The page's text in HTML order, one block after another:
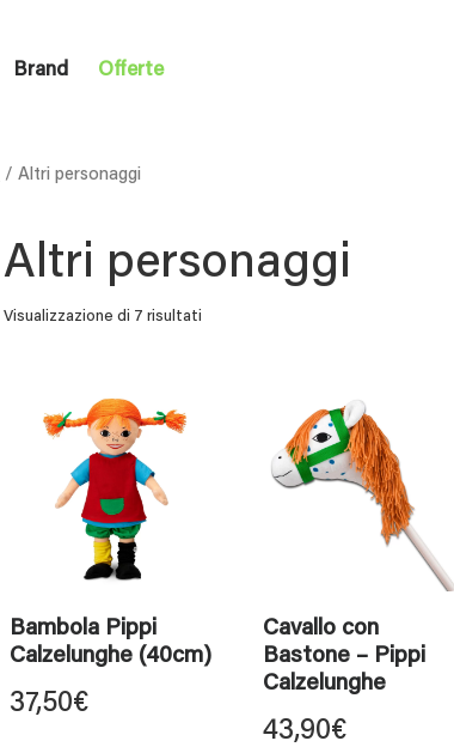
Brand Offerte
/ Altri personaggi
Altri personaggi
Visualizzazione di 7 risultati
Bambola Pippi
Calzelunghe (40cm)
37,50€
Cavallo con
Bastone – Pippi
Calzelunghe
43,90€